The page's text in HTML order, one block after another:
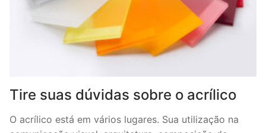
Tire suas dúvidas sobre o acrílico
O acrílico está em vários lugares. Sua utilização na